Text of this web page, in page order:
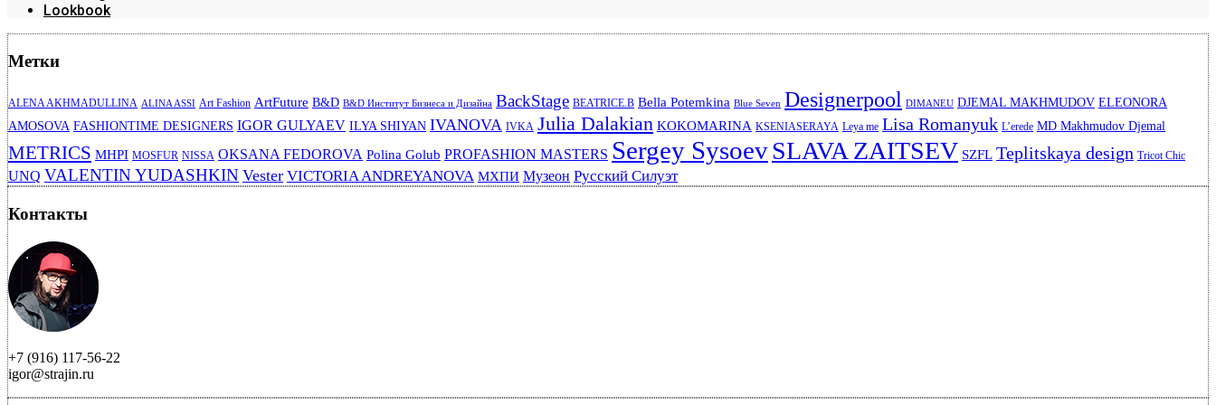
Lookbook
Метки
ALENA AKHMADULLINA ALINA ASSI Art Fashion ArtFuture B&D B&D Институт Бизнеса и Дизайна BackStage BEATRICE.B Bella Potemkina Blue Seven Designerpool DIMANEU DJEMAL MAKHMUDOV ELEONORA
AMOSOVA FASHIONTIME DESIGNERS IGOR GULYAEV ILYA SHIYAN IVANOVA IVKA Julia Dalakian KOKOMARINA KSENIASERAYA Leya me Lisa Romanyuk L’erede MD Makhmudov Djemal
METRICS MHPI MOSFUR NISSA OKSANA FEDOROVA Polina Golub PROFASHION MASTERS Sergey SysoevSLAVA ZAITSEV SZFL Teplitskaya design Tricot Chic
UNQ VALENTIN YUDASHKIN Vester VICTORIA ANDREYANOVA МХПИ Музеон Русский Силуэт
Контакты
+7 (916) 117-56-22
igor@strajin.ru